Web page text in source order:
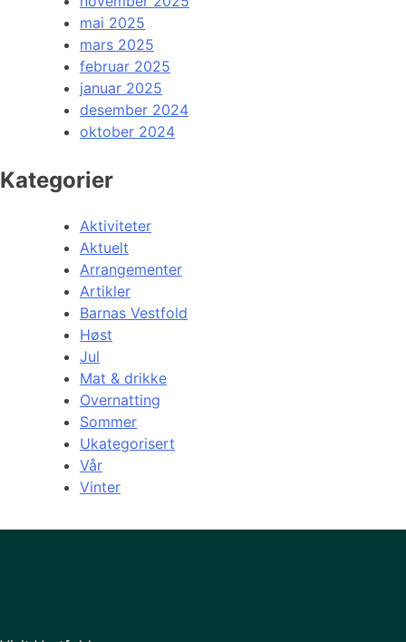
mai 2025
mars 2025
februar 2025
januar 2025
desember 2024
oktober 2024
Kategorier
Aktiviteter
Aktuelt
Arrangementer
Artikler
Barnas Vestfold
Høst
Jul
Mat & drikke
Overnatting
Sommer
Ukategorisert
Vår
Vinter